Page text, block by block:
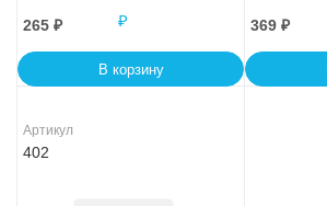
265 ₽
В корзину
369 ₽
Артикул
402